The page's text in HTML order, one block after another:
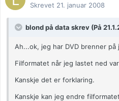
Skrevet 21. januar 2008
blond på data skrev (På
Ah...ok, jeg har DVD brenner på
Filformatet når jeg lastet ned
Kanskje det er forklaring.
Kanskje kan jeg endre